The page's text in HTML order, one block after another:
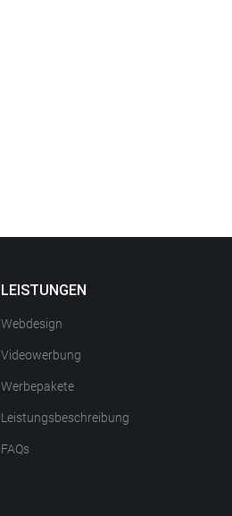
LEISTUNGEN
Webdesign
Videowerbung
Werbepakete
Leistungsbeschreibung
FAQs